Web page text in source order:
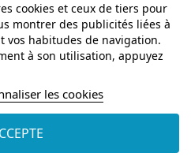
cookies et ceux de tiers pour
montrer des publicités liées à
vos habitudes de navigation.
à son utilisation, appuyez
les cookies
conseil.com
pour la vente en ligne de
cliquantici